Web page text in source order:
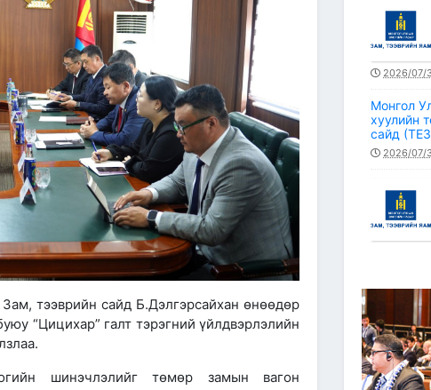
тээврийн сайд Б.Дэлгэрсайхан өнөөдөр
“Цицихар” галт тэрэгний үйлдвэрлэлийн
шинэчлэлийг төмөр замын вагон
2026/07/
Монгол
хуулийн
сайд
2026/07/
Зам,
мэдээ /
2026/07/
Зам,